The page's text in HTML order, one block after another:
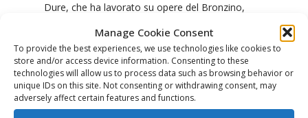
Manage Cookie Consent
To provide the best experiences, we use technologies like cookies to
store and/or access device information. Consenting to these
technologies will allow us to process data such as browsing behavior or
unique IDs on this site. Not consenting or withdrawing consent, may
adversely affect certain features and functions.
Dure, che ha lavorato su opere del Bronzino,
Valentina Cavadini, religiosa dei Ricostruttori e
artista.